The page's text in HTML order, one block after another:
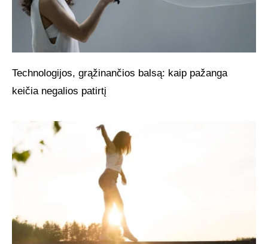
Technologijos, grąžinančios balsą: kaip pažanga
keičia negalios patirtį